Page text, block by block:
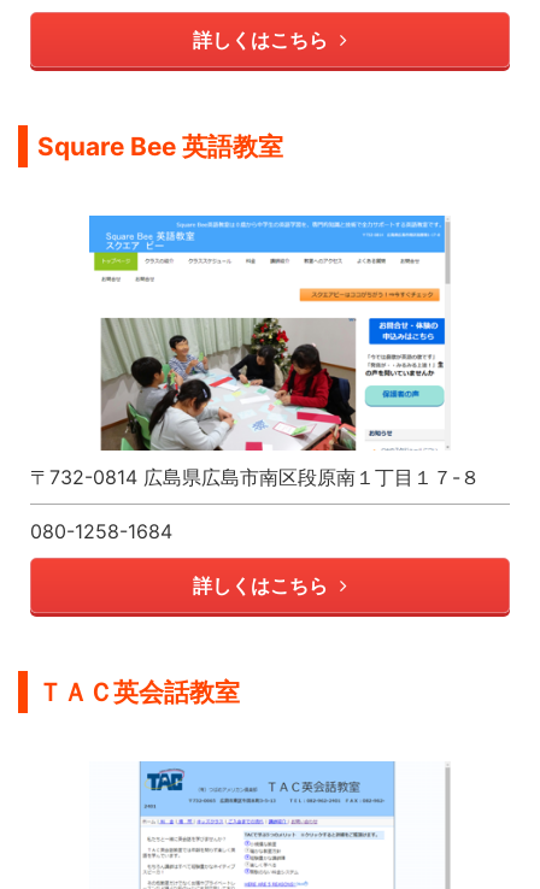
詳しくはこちら
Square Bee 英語教室
〒732-0814 広島県広島市南区段原南１丁目１７-８
080-1258-1684
詳しくはこちら
ＴＡＣ英会話教室